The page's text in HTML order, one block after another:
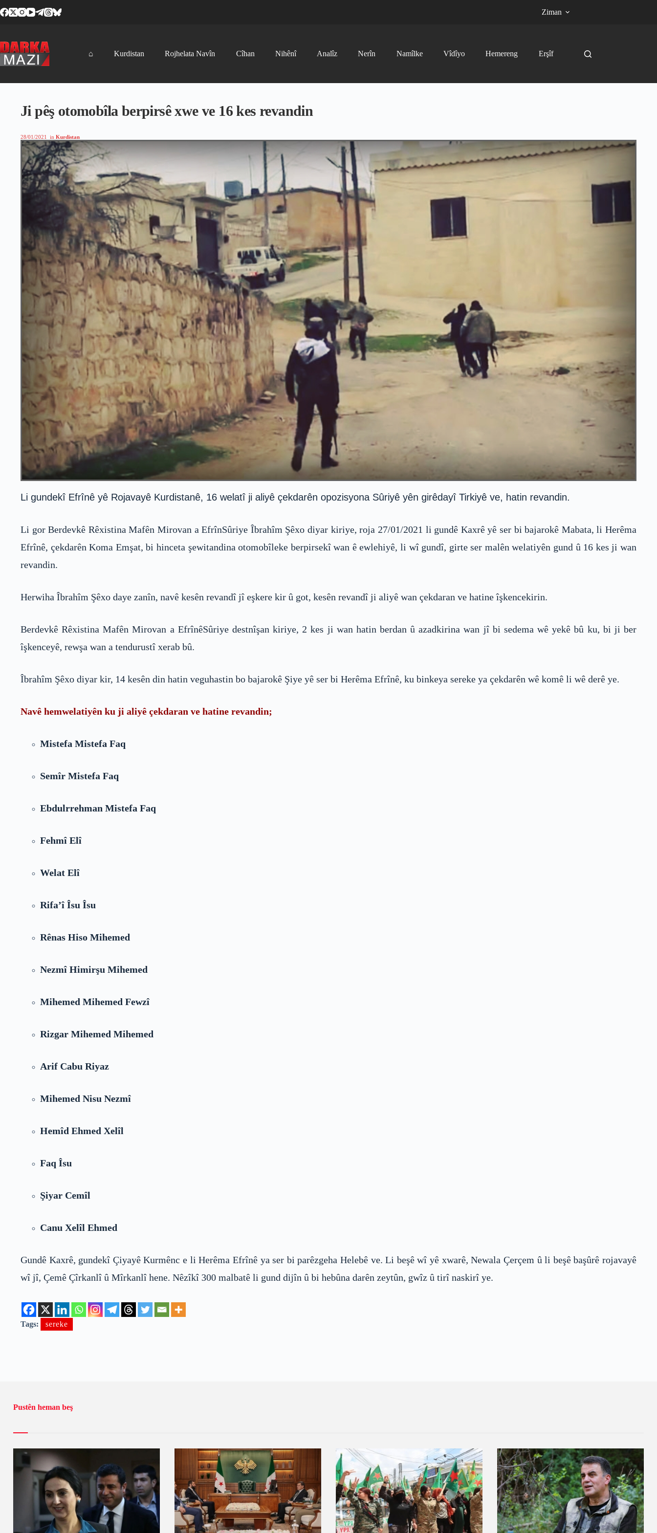
to
Ziman
⌂ Kurdistan Rojhelata Navîn Cîhan Nihênî Analîz Nerîn Namîlke Vîdîyo Hemereng Erşîf
Ji pêş otomobîla berpirsê xwe ve 16 kes revandin
28/01/2021 in Kurdistan
Li gundekî Efrînê yê Rojavayê Kurdistanê, 16 welatî ji aliyê çekdarên opozisyona Sûriyê yên girêdayî Tirkiyê ve, hatin revandin.
Li gor Berdevkê Rêxistina Mafên Mirovan a EfrînSûriye Îbrahîm Şêxo diyar kiriye, roja 27/01/2021 li gundê Kaxrê yê ser bi bajarokê Mabata, li Herêma
Efrînê, çekdarên Koma Emşat, bi hinceta şewitandina otomobîleke berpirsekî wan ê ewlehiyê, li wî gundî, girte ser malên welatiyên gund û 16 kes ji wan
revandin.
Herwiha Îbrahîm Şêxo daye zanîn, navê kesên revandî jî eşkere kir û got, kesên revandî ji aliyê wan çekdaran ve hatine îşkencekirin.
Berdevkê Rêxistina Mafên Mirovan a EfrînêSûriye destnîşan kiriye, 2 kes ji wan hatin berdan û azadkirina wan jî bi sedema wê yekê bû ku, bi ji ber
îşkenceyê, rewşa wan a tendurustî xerab bû.
Îbrahîm Şêxo diyar kir, 14 kesên din hatin veguhastin bo bajarokê Şiye yê ser bi Herêma Efrînê, ku binkeya sereke ya çekdarên wê komê li wê derê ye.
Navê hemwelatiyên ku ji aliyê çekdaran ve hatine revandin;
Mistefa Mistefa Faq
Semîr Mistefa Faq
Ebdulrrehman Mistefa Faq
Fehmî Elî
Welat Elî
Rifa’î Îsu Îsu
Rênas Hiso Mihemed
Nezmî Himirşu Mihemed
Mihemed Mihemed Fewzî
Rizgar Mihemed Mihemed
Arif Cabu Riyaz
Mihemed Nisu Nezmî
Hemîd Ehmed Xelîl
Faq Îsu
Şiyar Cemîl
Canu Xelîl Ehmed
Gundê Kaxrê, gundekî Çiyayê Kurmênc e li Herêma Efrînê ya ser bi parêzgeha Helebê ve. Li beşê wî yê xwarê, Newala Çerçem û li beşê başûrê rojavayê
wî jî, Çemê Çîrkanlî û Mîrkanlî hene. Nêzîkî 300 malbatê li gund dijîn û bi hebûna darên zeytûn, gwîz û tirî naskirî ye.
Tags: sereke
Pustên heman beş